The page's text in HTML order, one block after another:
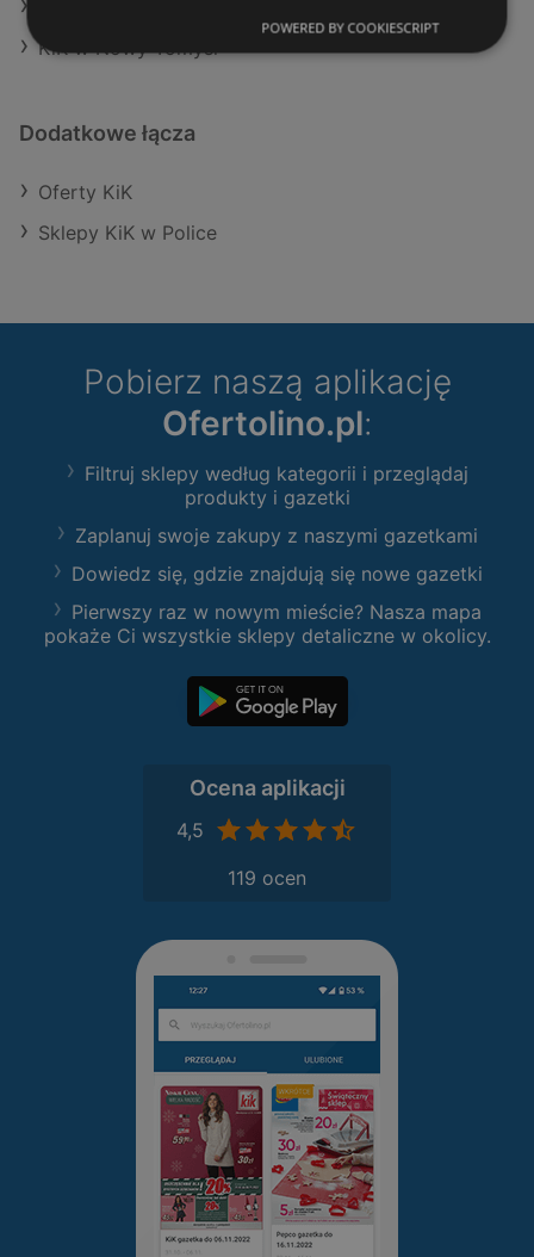
KiK w Nowy Tomyśl
Dodatkowe łącza
Oferty KiK
Sklepy KiK w Police
Pobierz naszą aplikację
Ofertolino.pl:
Filtruj sklepy według kategorii i przeglądaj
produkty i gazetki
Zaplanuj swoje zakupy z naszymi gazetkami
Dowiedz się, gdzie znajdują się nowe gazetki
Pierwszy raz w nowym mieście? Nasza mapa
pokaże Ci wszystkie sklepy detaliczne w okolicy.
Ocena aplikacji
4,5
119 ocen
POWERED BY COOKIESCRIPT